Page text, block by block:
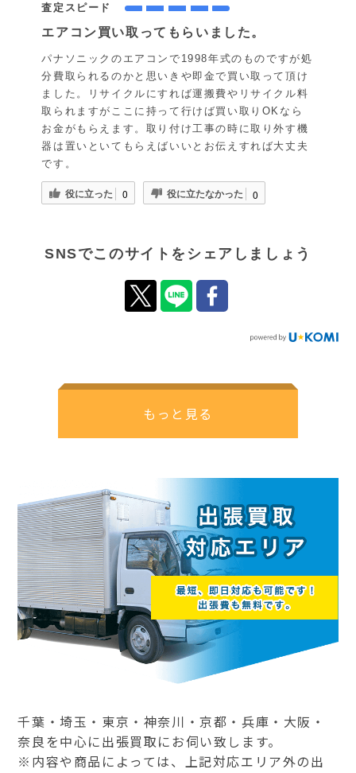
査定スピード
エアコン買い取ってもらいました。
パナソニックのエアコンで1998年式のものですが処
分費取られるのかと思いきや即金で買い取って頂け
ました。リサイクルにすれば運搬費やリサイクル料
取られますがここに持って行けば買い取りOKなら
お金がもらえます。取り付け工事の時に取り外す機
器は置いといてもらえばいいとお伝えすれば大丈夫
です。
役に立った 0 役に立たなかった 0
SNSでこのサイトをシェアしましょう
もっと見る
千葉・埼玉・東京・神奈川・京都・兵庫・大阪・
奈良を中心に出張買取にお伺い致します。
※内容や商品によっては、上記対応エリア外の出